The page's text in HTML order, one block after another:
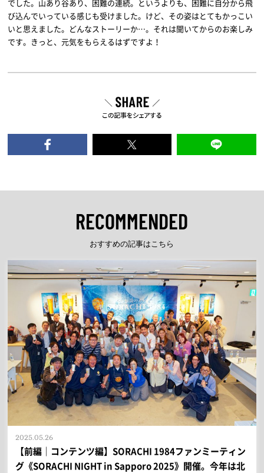
でした。山あり谷あり、困難の連続。というよりも、困難に自分から飛
び込んでいっている感じも受けました。けど、その姿はとてもかっこい
いと思えました。どんなストーリーか…。それは聞いてからのお楽しみ
です。きっと、元気をもらえるはずですよ！
RECOMMENDED
おすすめの記事はこちら
【前編｜コンテンツ編】SORACHI 1984ファンミーティン
グ《SORACHI NIGHT in Sapporo 2025》開催。今年は北
2025.05.26